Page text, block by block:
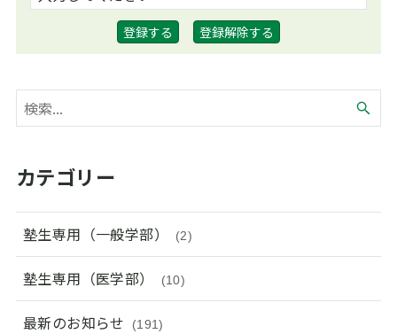
カテゴリー
塾生専用（一般学部） (2)
塾生専用（医学部） (10)
最新のお知らせ (191)